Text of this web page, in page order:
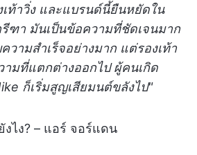
ท้าวิ่ง และแบรนด์นี้ยืนหยัดใน
รีฑา มันเป็นข้อความที่ชัดเจนมาก
วามสำเร็จอย่างมาก แต่รองเท้า
ามที่แตกต่างออกไป ผู้คนเกิด
ก็เริ่มสูญเสียมนต์ขลังไป"
ไง? – แอร์ จอร์แดน